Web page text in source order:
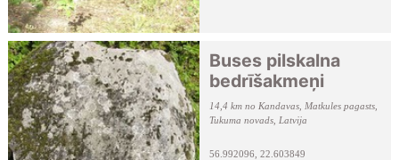
Buses pilskalna
bedrīšakmeņi
14,4 km no Kandavas, Matkules pagasts,
Tukuma novads, Latvija
56.992096, 22.603849